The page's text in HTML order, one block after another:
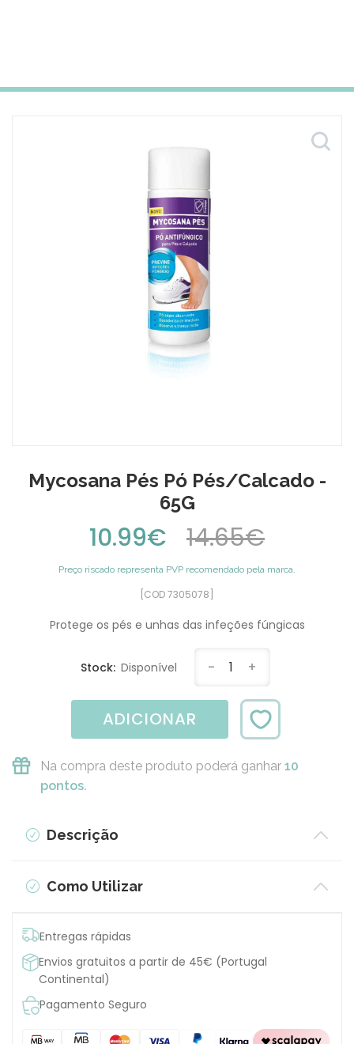
Mycosana Pés Pó Pés/Calcado -
65G
10.99€ 14.65€
Preço riscado representa PVP recomendado pela marca.
[COD 7305078]
Protege os pés e unhas das infeções fúngicas
Stock: Disponível - 1 +
ADICIONAR
Na compra deste produto poderá ganhar 10
pontos.
Descrição
Como Utilizar
Entregas rápidas
Envios gratuitos a partir de 45€ (Portugal
Continental)
Pagamento Seguro